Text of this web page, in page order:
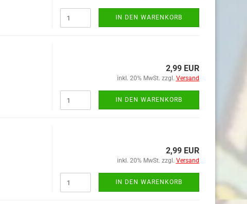
IN DEN WARENKORB
2,99 EUR
inkl. 20% MwSt. zzgl. Versand
IN DEN WARENKORB
2,99 EUR
inkl. 20% MwSt. zzgl. Versand
IN DEN WARENKORB